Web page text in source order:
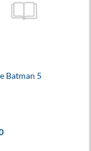
Batman 5